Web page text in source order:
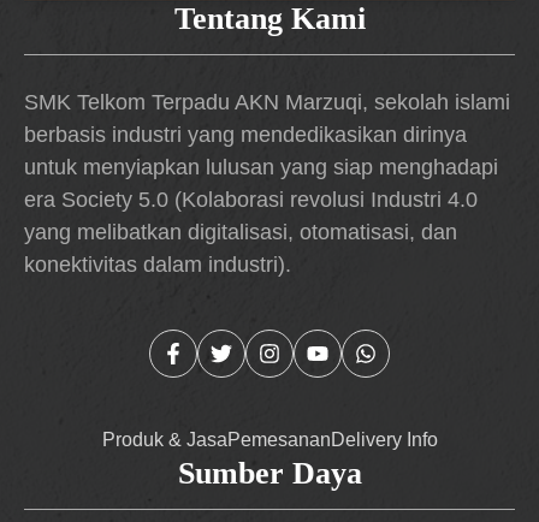
Tentang Kami
SMK Telkom Terpadu AKN Marzuqi, sekolah islami
berbasis industri yang mendedikasikan dirinya
untuk menyiapkan lulusan yang siap menghadapi
era Society 5.0 (Kolaborasi revolusi Industri 4.0
yang melibatkan digitalisasi, otomatisasi, dan
konektivitas dalam industri).
Produk & JasaPemesananDelivery Info
Sumber Daya